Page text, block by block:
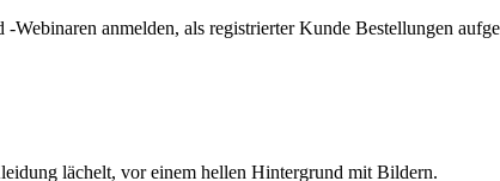
anmelden, als registrierter Kunde Bestellungen